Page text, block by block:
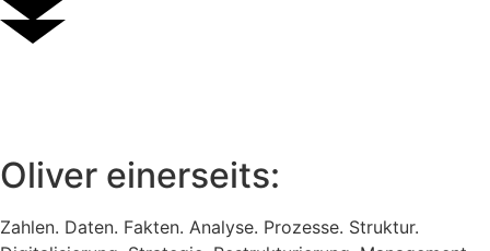
Oliver einerseits:
Zahlen. Daten. Fakten. Analyse. Prozesse. Struktur.